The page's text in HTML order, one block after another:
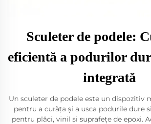
Sculeter de podele:
eficientă a podurilor
integrată
Un sculeter de podele este un dispozitiv
pentru a curăța și a usca podurile dure
pentru plăci, vinil și suprafețe de epoxi.